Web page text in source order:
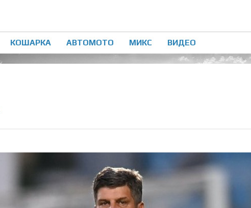
КОШАРКА АВТОМОТО МИКС ВИДЕО